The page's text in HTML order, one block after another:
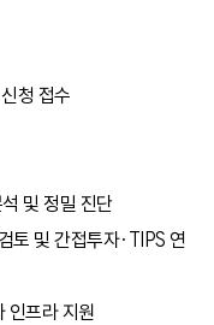
청 접수
및 정밀 진단
토 및 간접투자·TIPS 연
인프라 지원